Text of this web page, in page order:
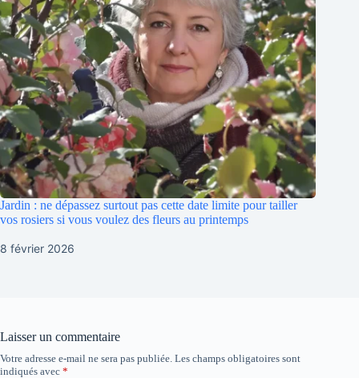
Jardin : ne dépassez surtout pas cette date limite pour tailler
vos rosiers si vous voulez des fleurs au printemps
8 février 2026
Laisser un commentaire
Votre adresse e-mail ne sera pas publiée. Les champs obligatoires sont
indiqués avec *